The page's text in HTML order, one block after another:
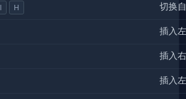
H 切换
插入
插入
插入